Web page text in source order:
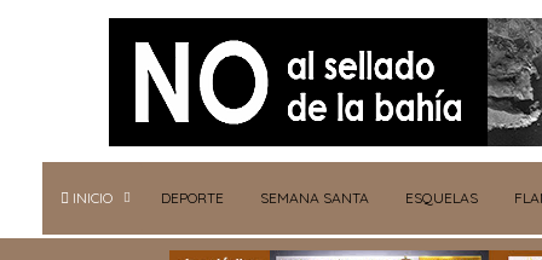
INICIO DEPORTE SEMANA SANTA ESQUELAS